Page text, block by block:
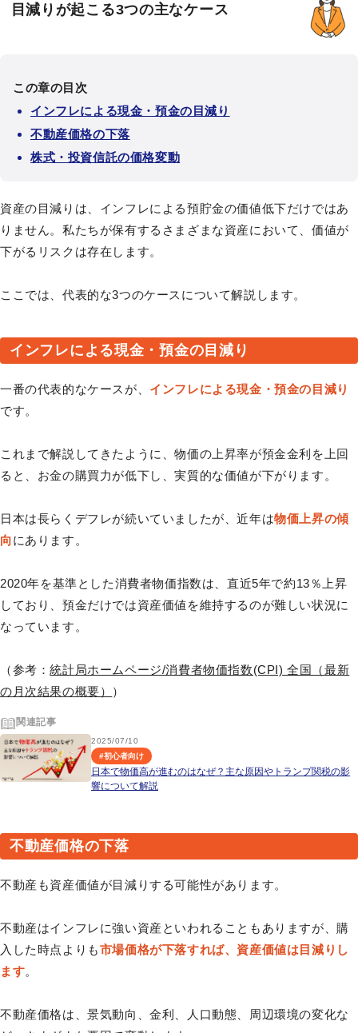
目減りが起こる3つの主なケース
この章の目次
インフレによる現金・預金の目減り
不動産価格の下落
株式・投資信託の価格変動
資産の目減りは、インフレによる預貯金の価値低下だけではあ
りません。私たちが保有するさまざまな資産において、価値が
下がるリスクは存在します。
ここでは、代表的な3つのケースについて解説します。
インフレによる現金・預金の目減り
一番の代表的なケースが、 インフレによる現金・預金の目減り
です。
これまで解説してきたように、物価の上昇率が預金金利を上回
ると、お金の購買力が低下し、実質的な価値が下がります。
日本は長らくデフレが続いていましたが、近年は物価上昇の傾
向にあります。
2020年を基準とした消費者物価指数は、直近5年で約13％上昇
しており、預金だけでは資産価値を維持するのが難しい状況に
なっています。
（参考：統計局ホームページ/消費者物価指数(CPI) 全国（最新
の月次結果の概要） ）
関連記事
2025/07/10
#初心者向け
日本で物価高が進むのはなぜ？主な原因やトランプ関税の影
響について解説
不動産価格の下落
不動産も資産価値が目減りする可能性があります。
不動産はインフレに強い資産といわれることもありますが、購
入した時点よりも市場価格が下落すれば、資産価値は目減りし
ます。
不動産価格は、景気動向、金利、人口動態、周辺環境の変化な